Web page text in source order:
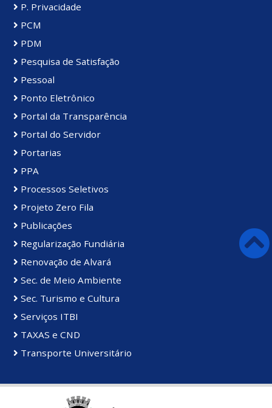
P. Privacidade
PCM
PDM
Pesquisa de Satisfação
Pessoal
Ponto Eletrônico
Portal da Transparência
Portal do Servidor
Portarias
PPA
Processos Seletivos
Projeto Zero Fila
Publicações
Regularização Fundiária
Renovação de Alvará
Sec. de Meio Ambiente
Sec. Turismo e Cultura
Serviços ITBI
TAXAS e CND
Transporte Universitário